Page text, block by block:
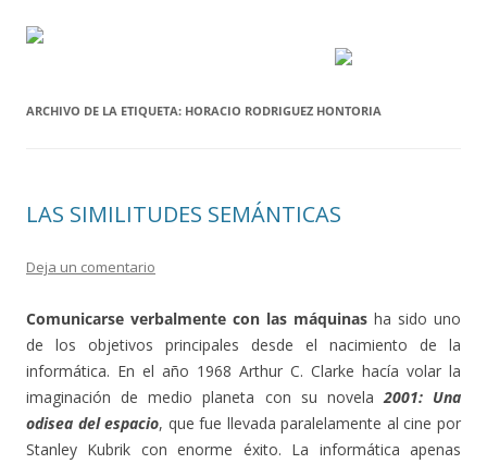
ARCHIVO DE LA ETIQUETA: HORACIO RODRIGUEZ HONTORIA
LAS SIMILITUDES SEMÁNTICAS
Deja un comentario
Comunicarse verbalmente con las máquinas ha sido uno
de los objetivos principales desde el nacimiento de la
informática. En el año 1968 Arthur C. Clarke hacía volar la
imaginación de medio planeta con su novela2001: Una
odisea del espacio, que fue llevada paralelamente al cine por
Stanley Kubrik con enorme éxito. La informática apenas